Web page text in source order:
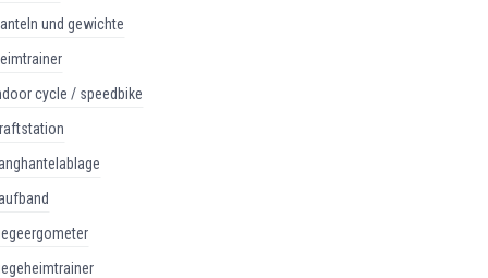
hanteln und gewichte
heimtrainer
cycle / speedbike
kraftstation